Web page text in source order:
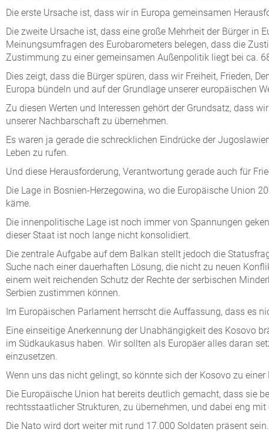
Die erste Ursache ist, dass wir in Europa gemeinsamen
Die zweite Ursache ist, dass eine große Mehrheit der Bürger in
Meinungsumfragen des Eurobarometers belegen, dass die
Zustimmung zu einer gemeinsamen Außenpolitik liegt bei ca.
Dies zeigt, dass die Bürger spüren, dass wir Freiheit, Frieden,
Europa bündeln und auf der Grundlage unserer europäischen
Zu diesen Werten und Interessen gehört der Grundsatz, dass
unserer Nachbarschaft zu übernehmen.
Es waren ja gerade die schrecklichen Eindrücke der
Leben zu rufen.
Und diese Herausforderung, Verantwortung gerade auch für
Die Lage in Bosnien-Herzegowina, wo die Europäische Union
käme.
Die innenpolitische Lage ist noch immer von Spannungen
dieser Staat ist noch lange nicht konsolidiert.
Die zentrale Aufgabe auf dem Balkan stellt jedoch die
Suche nach einer dauerhaften Lösung, die nicht zu neuen
einem weit reichenden Schutz der Rechte der serbischen
Serbien zustimmen können.
Im Europäischen Parlament herrscht die Auffassung, dass es
Eine einseitige Anerkennung der Unabhängigkeit des Kosovo
im Südkaukasus haben. Wir sollten als Europäer alles daran
einzusetzen.
Wenn uns das nicht gelingt, so könnte sich der Kosovo zu
Die Europäische Union hat bereits deutlich gemacht, dass sie
rechtsstaatlicher Strukturen, zu übernehmen, und dabei eng
Die Nato wird dort weiter mit rund 17.000 Soldaten präsent